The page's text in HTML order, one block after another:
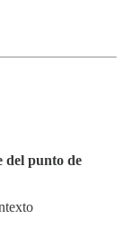
del punto de